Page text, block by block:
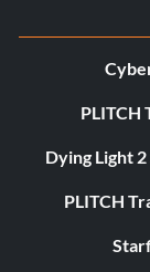
PLITCH
Dying Light
PLITCH